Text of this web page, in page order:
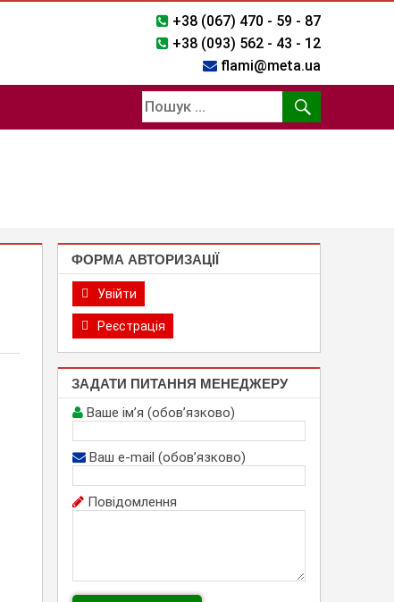
+38 (067) 470 - 59 - 87
+38 (093) 562 - 43 - 12
flami@meta.ua
ФОРМА АВТОРИЗАЦІЇ
Увійти
Реєстрація
ЗАДАТИ ПИТАННЯ МЕНЕДЖЕРУ
Ваше ім’я (обов’язково)
Ваш e-mail (обов’язково)
Повідомлення